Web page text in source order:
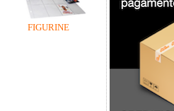
FIGURINE